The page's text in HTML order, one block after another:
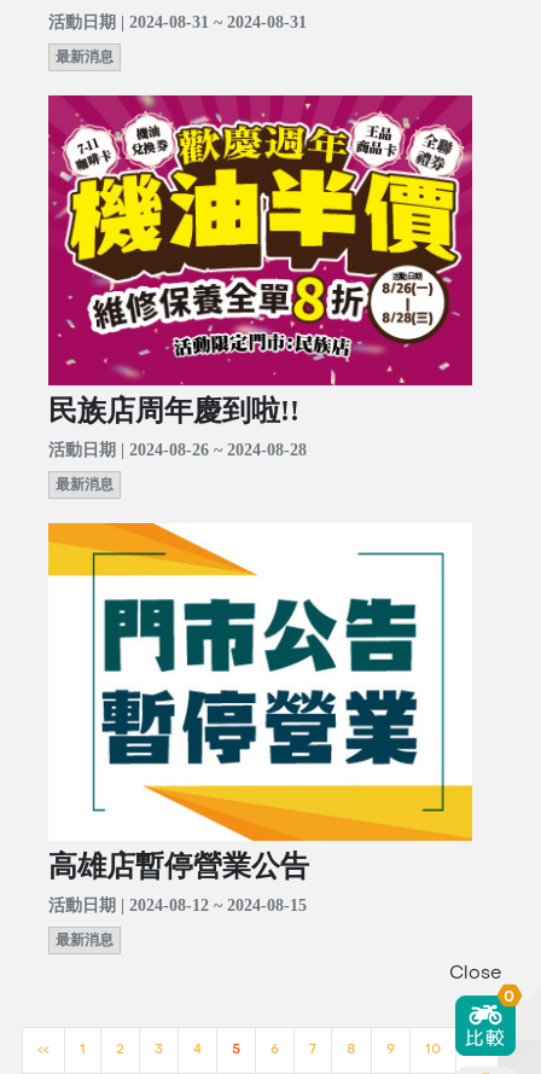
活動日期 | 2024-08-31 ~ 2024-08-31
最新消息
民族店周年慶到啦!!
活動日期 | 2024-08-26 ~ 2024-08-28
最新消息
高雄店暫停營業公告
活動日期 | 2024-08-12 ~ 2024-08-15
最新消息
<< 1 2 3 4 5 6 7 8 9 10 >>
Close
0